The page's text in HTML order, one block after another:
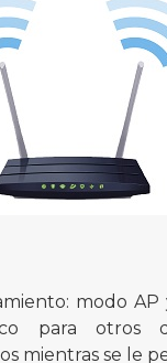
modo
para otros
mientras se le